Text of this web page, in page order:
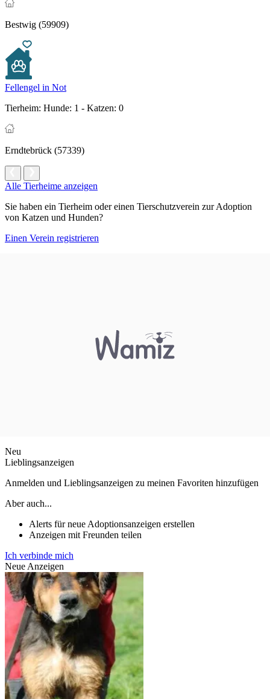
Bestwig (59909)
Fellengel in Not
Tierheim: Hunde: 1 - Katzen: 0
Erndtebrück (57339)
Alle Tierheime anzeigen
Sie haben ein Tierheim oder einen Tierschutzverein zur Adoption
von Katzen und Hunden?
Einen Verein registrieren
Neu
Lieblingsanzeigen
Anmelden und Lieblingsanzeigen zu meinen Favoriten hinzufügen
Aber auch...
Alerts für neue Adoptionsanzeigen erstellen
Anzeigen mit Freunden teilen
Ich verbinde mich
Neue Anzeigen